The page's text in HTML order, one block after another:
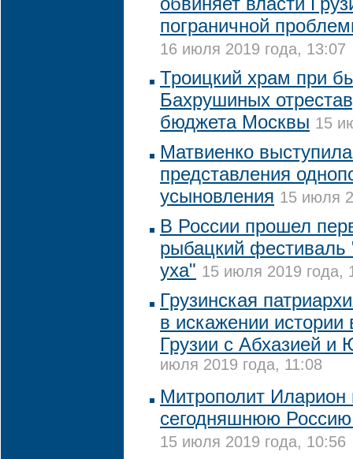
пограничной
16 июля 2019 года, 13:07
Троицкий храм при
Бахрушиных
бюджета Москвы 15
Матвиенко
представления
усыновления 15 июля
В России прошел
рыбацкий фестиваль
уха" 15 июля 2019 года,
Грузинская
в искажении
Грузии с Абхазией и
июля 2019 года, 11:08
Митрополит Иларион
сегодняшнюю
15 июля 2019 года, 10:56